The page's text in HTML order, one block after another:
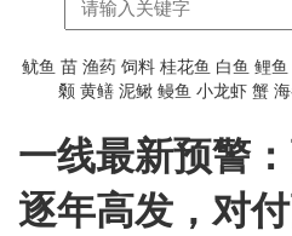
鱿鱼 苗 渔药 饲料 桂花鱼 白鱼 鲤鱼
颡 黄鳝 泥鳅 鳗鱼 小龙虾 蟹
一线最新预警
逐年高发，对